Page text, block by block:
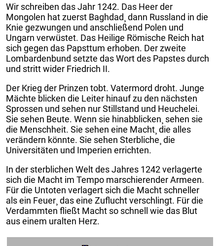
Wir schreiben das Jahr 1242. Das Heer der
Mongolen hat zuerst Baghdad¸ dann Russland in die
Knie gezwungen und anschließend Polen und
Ungarn verwüstet. Das Heilige Römische Reich hat
sich gegen das Papsttum erhoben. Der zweite
Lombardenbund setzte das Wort des Papstes durch
und stritt wider Friedrich II.
Der Krieg der Prinzen tobt. Vatermord droht. Junge
Mächte blicken die Leiter hinauf zu den nächsten
Sprossen und sehen nur Stillstand und Heuchelei.
Sie sehen Beute. Wenn sie hinabblicken¸ sehen sie
die Menschheit. Sie sehen eine Macht¸ die alles
verändern könnte. Sie sehen Sterbliche¸ die
Universitäten und Imperien errichten.
In der sterblichen Welt des Jahres 1242 verlagerte
sich die Macht im Tempo marschierender Armeen.
Für die Untoten verlagert sich die Macht schneller
als ein Feuer¸ das eine Zuflucht verschlingt. Für die
Verdammten fließt Macht so schnell wie das Blut
aus einem uralten Herz.